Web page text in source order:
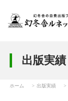
出版実績
ホーム 出版実績